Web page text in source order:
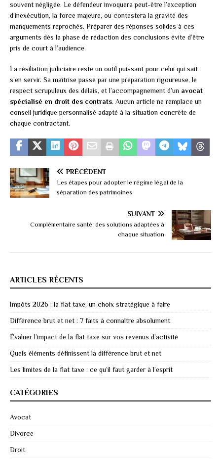
souvent négligée. Le défendeur invoquera peut-être l’exception
d’inexécution, la force majeure, ou contestera la gravité des
manquements reprochés. Préparer des réponses solides à ces
arguments dès la phase de rédaction des conclusions évite d’être
pris de court à l’audience.
La résiliation judiciaire reste un outil puissant pour celui qui sait
s’en servir. Sa maîtrise passe par une préparation rigoureuse, le
respect scrupuleux des délais, et l’accompagnement d’un avocat
spécialisé en droit des contrats. Aucun article ne remplace un
conseil juridique personnalisé adapté à la situation concrète de
chaque contractant.
PRÉCÉDENT
Les étapes pour adopter le régime légal de la
séparation des patrimoines
SUIVANT
Complémentaire santé: des solutions adaptées à
chaque situation
ARTICLES RÉCENTS
Impôts 2026 : la flat taxe, un choix stratégique à faire
Différence brut et net : 7 faits à connaître absolument
Évaluer l’impact de la flat taxe sur vos revenus d’activité
Quels éléments définissent la différence brut et net
Les limites de la flat taxe : ce qu’il faut garder à l’esprit
CATÉGORIES
Avocat
Divorce
Droit